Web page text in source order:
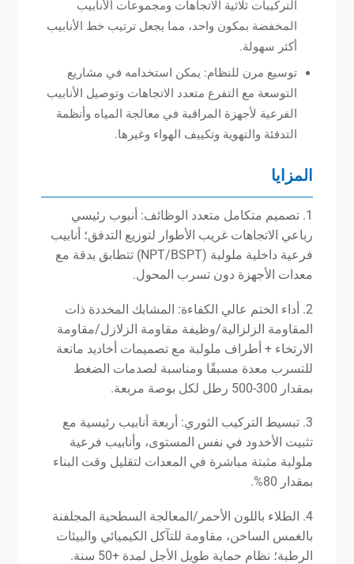
التركيبات ثلاثية الاتجاهات ومجموعات الأنابيب
المخفضة بمكون واحد، مما يجعل ترتيب خط الأنابيب
أكثر سهولة.
توسيع مرن للنظام: يمكن استخدامه في مشاريع
التوسعة مع التفرع متعدد الاتجاهات وتوصيل الأنابيب
الفرعية لأجهزة المراقبة في معالجة المياه وأنظمة
التدفئة والتهوية وتكييف الهواء وغيرها.
المزايا
1. تصميم متكامل متعدد الوظائف: أنبوب رئيسي
رباعي الاتجاهات غريب الأطوار لتوزيع التدفق؛ أنابيب
فرعية داخلية ملولبة (NPT/BSPT) تتطابق بدقة مع
معدات الأجهزة دون تسرب المحول.
2. أداء الختم عالي الكفاءة: المشابك المخددة ذات
المقاومة الزلزالية/وظيفة مقاومة الزلازل/مقاومة
الارتخاء + أطراف ملولبة مع تصميمات أخاديد مانعة
للتسرب معدة مسبقًا ومناسبة لصدمات الضغط
بمقدار 300-500 رطل لكل بوصة مربعة.
3. تبسيط التركيب الثوري: أربعة أنابيب رئيسية مع
تثبيت الأخدود في نفس المستوى، وأنابيب فرعية
ملولبة مثبتة مباشرة في المعدات لتقليل وقت البناء
بمقدار 80%.
4. الطلاء باللون الأحمر/المعالجة السطحية المجلفنة
بالغمس الساخن، مقاومة للتآكل الكيميائي والبيئات
الرطبة؛ نظام حماية طويل الأجل لمدة +50 سنة.